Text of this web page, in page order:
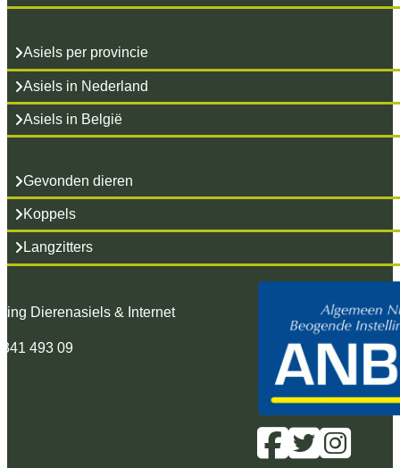
Asiels per provincie
Asiels in Nederland
Asiels in België
Gevonden dieren
Koppels
Langzitters
Dierenasiels & Internet
493 09